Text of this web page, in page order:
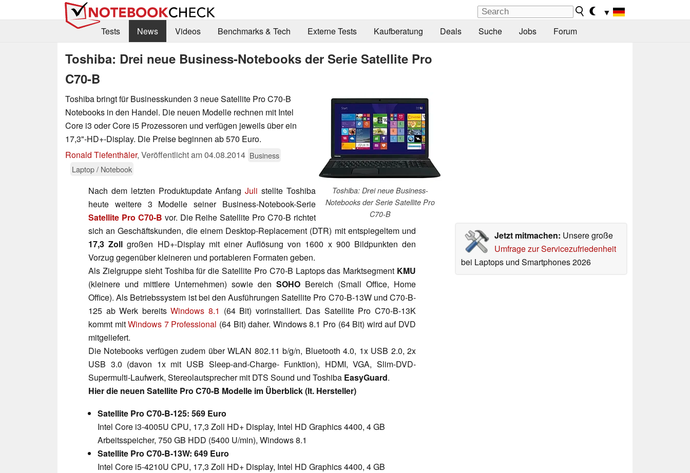
▼
Tests
News Videos Benchmarks & Tech Externe Tests Kaufberatung Deals Suche Jobs Forum
Toshiba: Drei neue Business-Notebooks der Serie Satellite Pro
C70-B
Toshiba: Drei neue Business-
Notebooks der Serie Satellite Pro
C70-B
Toshiba bringt für Businesskunden 3 neue Satellite Pro C70-B
Notebooks in den Handel. Die neuen Modelle rechnen mit Intel
Core i3 oder Core i5 Prozessoren und verfügen jeweils über ein
17,3"-HD+-Display. Die Preise beginnen ab 570 Euro.
Ronald Tiefenthäler, Veröffentlicht am04.08.2014 Business
Laptop / Notebook
Jetzt mitmachen: Unsere große
Umfrage zur Servicezufriedenheit
bei Laptops und Smartphones 2026
Nach dem letzten Produktupdate AnfangJuli stellte Toshiba
heute weitere 3 Modelle seiner Business-Notebook-Serie
Satellite Pro C70-B vor. Die Reihe Satellite Pro C70-B richtet
sich an Geschäftskunden, die einem Desktop-Replacement (DTR) mit entspiegeltem und
17,3 Zoll großen HD+-Display mit einer Auflösung von 1600 x 900 Bildpunkten den
Vorzug gegenüber kleineren und portableren Formaten geben.
Als Zielgruppe sieht Toshiba für die Satellite Pro C70-B Laptops das Marktsegment KMU
(kleinere und mittlere Unternehmen) sowie den SOHO Bereich (Small Office, Home
Office). Als Betriebssystem ist bei den Ausführungen Satellite Pro C70-B-13W und C70-B-
125 ab Werk bereitsWindows 8.1 (64 Bit) vorinstalliert. Das Satellite Pro C70-B-13K
kommt mitWindows 7 Professional (64 Bit) daher. Windows 8.1 Pro (64 Bit) wird auf DVD
mitgeliefert.
Die Notebooks verfügen zudem über WLAN 802.11 b/g/n, Bluetooth 4.0, 1x USB 2.0, 2x
USB 3.0 (davon 1x mit USB Sleep-and-Charge- Funktion), HDMI, VGA, Slim-DVD-
Supermulti-Laufwerk, Stereolautsprecher mit DTS Sound und Toshiba EasyGuard.
Hier die neuen Satellite Pro C70-B Modelle im Überblick (lt. Hersteller)
Satellite Pro C70-B-125: 569 Euro
Intel Core i3-4005U CPU, 17,3 Zoll HD+ Display, Intel HD Graphics 4400, 4 GB
Arbeitsspeicher, 750 GB HDD (5400 U/min), Windows 8.1
Satellite Pro C70-B-13W: 649 Euro
Intel Core i5-4210U CPU, 17,3 Zoll HD+ Display, Intel HD Graphics 4400, 4 GB